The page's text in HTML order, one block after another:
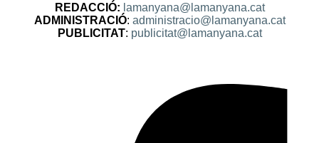
REDACCIÓ: lamanyana@lamanyana.cat
ADMINISTRACIÓ: administracio@lamanyana.cat
PUBLICITAT: publicitat@lamanyana.cat